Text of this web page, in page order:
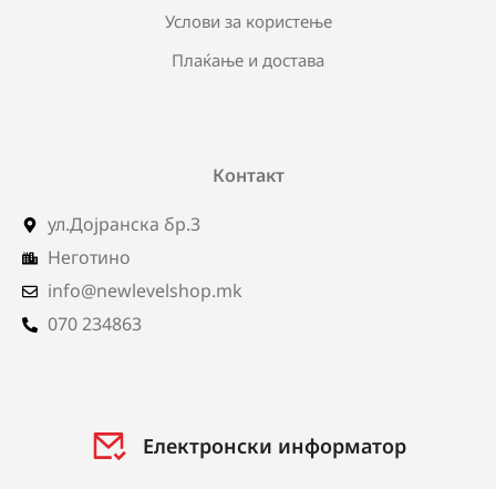
Услови за користење
Плаќање и достава
Контакт
ул.Дојранска бр.3
Неготино
info@newlevelshop.mk
070 234863
Електронски информатор